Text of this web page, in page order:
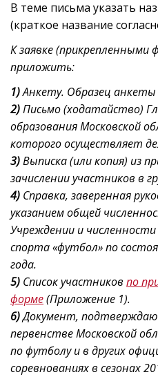
В теме письма указать
(краткое название
К заявке (прикрепленными
приложить:
1)Анкету. Образец анкеты
2)Письмо (ходатайство)
образования Московской
которого осуществляет
3)Выписка (или копия) из
зачислении участников в
4) Справка, заверенная
указанием общей
Учреждении и
спорта «футбол»по
года.
5) Список участников по
форме(Приложение 1).
6)Документ,
первенстве Московской
по футболу и в других
соревнованиях в сезонах